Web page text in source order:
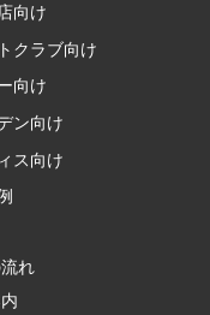
向け
クラブ向け
向け
ン向け
ス向け
れ